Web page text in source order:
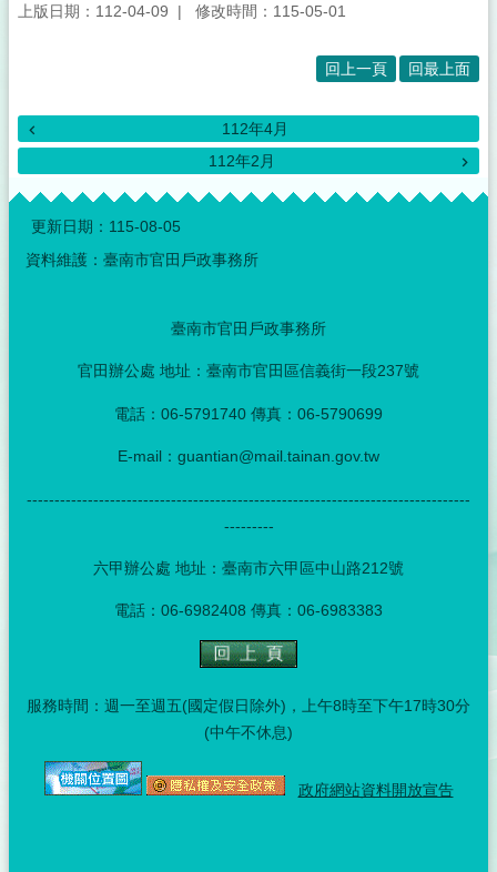
上版日期：112-04-09 修改時間：115-05-01
回上一頁 回最上面
112年4月
112年2月
:::
更新日期： 115-08-05
資料維護：臺南市官田戶政事務所
臺南市官田戶政事務所
官田辦公處 地址：臺南市官田區信義街一段237號
電話：06-5791740 傳真：06-5790699
E-mail：guantian@mail.tainan.gov.tw
--------------------------------------------------------------------------------
---------
六甲辦公處 地址：臺南市六甲區中山路212號
電話：06-6982408 傳真：06-6983383
服務時間：週一至週五(國定假日除外)，上午8時至下午17時30分
(中午不休息)
政府網站資料開放宣告